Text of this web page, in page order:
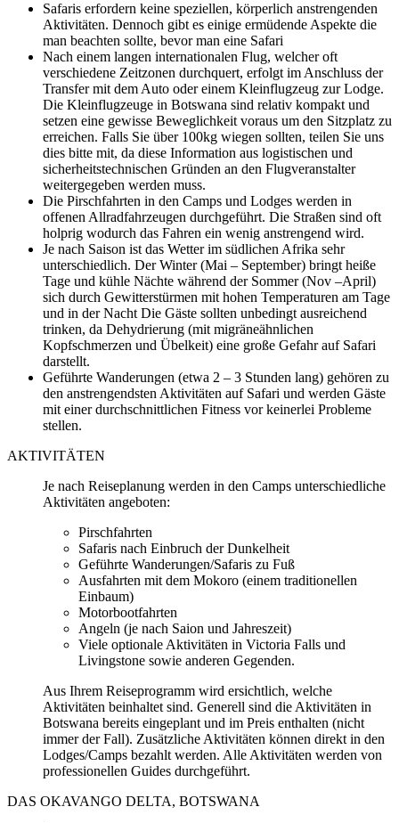
Safaris erfordern keine speziellen, körperlich anstrengenden
Aktivitäten. Dennoch gibt es einige ermüdende Aspekte die
man beachten sollte, bevor man eine Safari
Nach einem langen internationalen Flug, welcher oft
verschiedene Zeitzonen durchquert, erfolgt im Anschluss der
Transfer mit dem Auto oder einem Kleinflugzeug zur Lodge.
Die Kleinflugzeuge in Botswana sind relativ kompakt und
setzen eine gewisse Beweglichkeit voraus um den Sitzplatz zu
erreichen. Falls Sie über 100kg wiegen sollten, teilen Sie uns
dies bitte mit, da diese Information aus logistischen und
sicherheitstechnischen Gründen an den Flugveranstalter
weitergegeben werden muss.
Die Pirschfahrten in den Camps und Lodges werden in
offenen Allradfahrzeugen durchgeführt. Die Straßen sind oft
holprig wodurch das Fahren ein wenig anstrengend wird.
Je nach Saison ist das Wetter im südlichen Afrika sehr
unterschiedlich. Der Winter (Mai – September) bringt heiße
Tage und kühle Nächte während der Sommer (Nov –April)
sich durch Gewitterstürmen mit hohen Temperaturen am Tage
und in der Nacht Die Gäste sollten unbedingt ausreichend
trinken, da Dehydrierung (mit migräneähnlichen
Kopfschmerzen und Übelkeit) eine große Gefahr auf Safari
darstellt.
Geführte Wanderungen (etwa 2 – 3 Stunden lang) gehören zu
den anstrengendsten Aktivitäten auf Safari und werden Gäste
mit einer durchschnittlichen Fitness vor keinerlei Probleme
stellen.
AKTIVITÄTEN
Je nach Reiseplanung werden in den Camps unterschiedliche
Aktivitäten angeboten:
Pirschfahrten
Safaris nach Einbruch der Dunkelheit
Geführte Wanderungen/Safaris zu Fuß
Ausfahrten mit dem Mokoro (einem traditionellen
Einbaum)
Motorbootfahrten
Angeln (je nach Saion und Jahreszeit)
Viele optionale Aktivitäten in Victoria Falls und
Livingstone sowie anderen Gegenden.
Aus Ihrem Reiseprogramm wird ersichtlich, welche
Aktivitäten beinhaltet sind. Generell sind die Aktivitäten in
Botswana bereits eingeplant und im Preis enthalten (nicht
immer der Fall). Zusätzliche Aktivitäten können direkt in den
Lodges/Camps bezahlt werden. Alle Aktivitäten werden von
professionellen Guides durchgeführt.
DAS OKAVANGO DELTA, BOTSWANA